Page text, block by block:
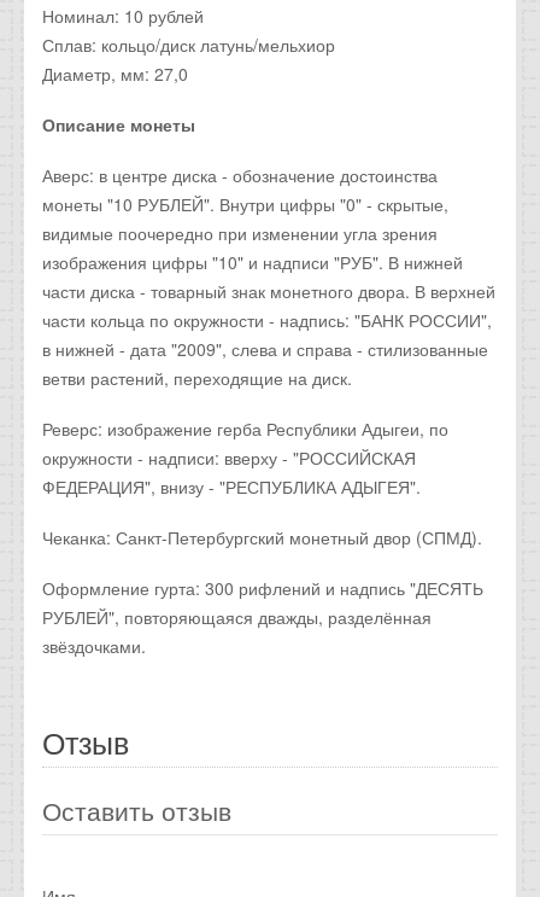
Номинал: 10 рублей
Сплав: кольцо/диск латунь/мельхиор
Диаметр, мм: 27,0
Описание монеты
Аверс: в центре диска - обозначение достоинства
монеты "10 РУБЛЕЙ". Внутри цифры "0" - скрытые,
видимые поочередно при изменении угла зрения
изображения цифры "10" и надписи "РУБ". В нижней
части диска - товарный знак монетного двора. В верхней
части кольца по окружности - надпись: "БАНК РОССИИ",
в нижней - дата "2009", слева и справа - стилизованные
ветви растений, переходящие на диск.
Реверс: изображение герба Республики Адыгеи, по
окружности - надписи: вверху - "РОССИЙСКАЯ
ФЕДЕРАЦИЯ", внизу - "РЕСПУБЛИКА АДЫГЕЯ".
Чеканка: Санкт-Петербургский монетный двор (СПМД).
Оформление гурта: 300 рифлений и надпись "ДЕСЯТЬ
РУБЛЕЙ", повторяющаяся дважды, разделённая
звёздочками.
Отзыв
Оставить отзыв